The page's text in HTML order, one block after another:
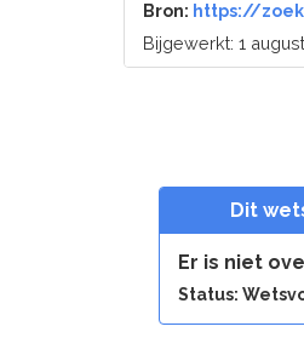
Bron: https://
Bijgewerkt: 1
Dit
Er is niet
Status: